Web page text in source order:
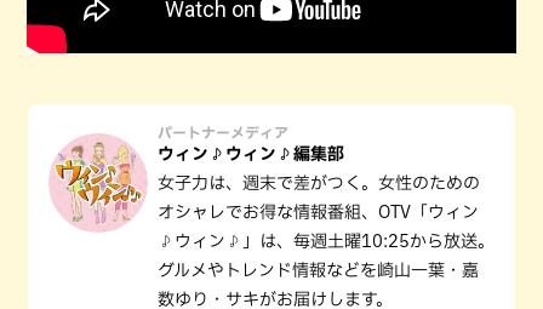
パートナーメディア
ウィン♪ウィン♪編集部
女子力は、週末で差がつく。女性のための
オシャレでお得な情報番組、OTV「ウィン
♪ウィン♪」は、毎週土曜10:25から放送。
グルメやトレンド情報などを崎山一葉・嘉
数ゆり・サキがお届けします。